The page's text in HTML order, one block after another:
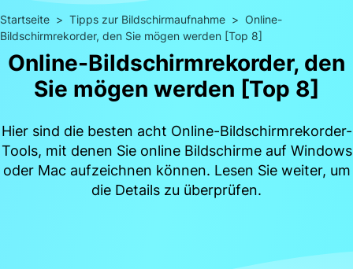
Startseite > Tipps zur Bildschirmaufnahme > Online-
Bildschirmrekorder, den Sie mögen werden [Top 8]
Online-Bildschirmrekorder, den
Sie mögen werden [Top 8]
Hier sind die besten acht Online-Bildschirmrekorder-
Tools, mit denen Sie online Bildschirme auf Windows
oder Mac aufzeichnen können. Lesen Sie weiter, um
die Details zu überprüfen.